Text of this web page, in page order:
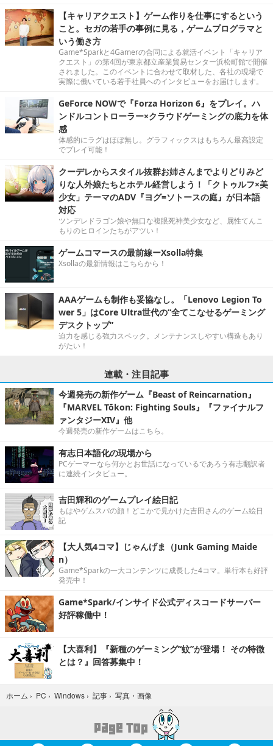
【キャリアクエスト】ゲーム作りを仕事にするという
こと。セガの若手の事例に見る，ゲームプログラマと
いう働き方
Game*Sparkと4Gamerの合同による就活イベント「キャリア
クエスト」の第4回が東京都立産業貿易センター浜松町館で開催
されました。このイベントに合わせて取材した、各社の現場で
実際に働いている若手社員へのインタビューをお届けします。
GeForce NOWで『Forza Horizon 6』をプレイ。ハ
ンドルコントローラー×クラウドゲーミングの底力を体
感
体感的にラグはほぼ無し。グラフィックスはもちろん最高設定
でプレイ可能！
クーデレからスタイル抜群お姉さんまでよりどりみど
りな人外娘たちとホテル経営しよう！「クトゥルフ×美
少女」テーマのADV『ヨグ=ソトースの庭』が日本語
対応
ツンデレドラゴン娘や無口な複眼死神美少女など、属性てんこ
もりのヒロインたちがアツい！
ゲームコマースの最前線ーXsolla特集
Xsollaの最新情報はこちらから！
AAAゲームも制作も妥協なし。「Lenovo Legion To
wer 5」はCore Ultra世代の“全てこなせるゲーミング
デスクトップ”
迫力を感じる強力スペック。メンテナンスしやすい構造もあり
がたい！
連載・注目記事
今週発売の新作ゲーム『Beast of Reincarnation』
『MARVEL Tōkon: Fighting Souls』『ファイナルフ
ァンタジーXIV』他
今週発売の新作ゲームはこちら。
有志日本語化の現場から
PCゲーマーなら何かとお世話になっているであろう有志翻訳者
に連続インタビュー。
吉田輝和のゲームプレイ絵日記
もはやゲムスパの顔！どこかで見かけた吉田さんのゲーム絵日
記
【大人気4コマ】じゃんげま（Junk Gaming Maide
n）
Game*Sparkの一大コンテンツに成長した4コマ。単行本も好評
発売中！
Game*Spark/インサイド公式ディスコードサーバー
好評稼働中！
【大喜利】『新種のゲーミング“蚊”が登場！ その特徴
とは？』回答募集中！
ホーム › PC › Windows › 記事 › 写真・画像